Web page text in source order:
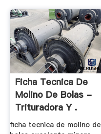
Ficha Tecnica De
Molino De Bolas -
Trituradora Y .
ficha tecnica de molino de